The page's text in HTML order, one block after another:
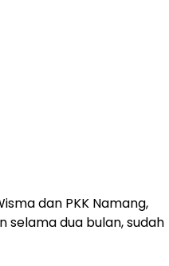
dan PKK Namang,
selama dua bulan, sudah